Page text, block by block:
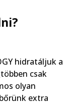
hidratáljuk a
csak
olyan
extra